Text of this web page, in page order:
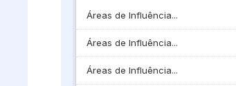
Áreas de Influência...
Áreas de Influência...
Áreas de Influência...